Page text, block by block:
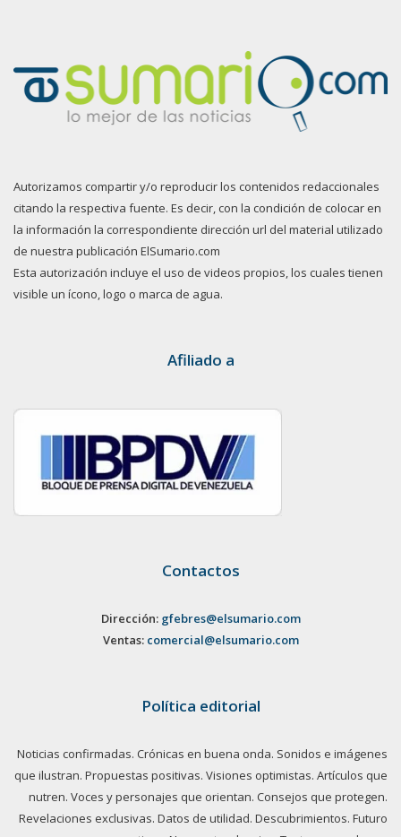
Autorizamos compartir y/o reproducir los contenidos redaccionales
citando la respectiva fuente. Es decir, con la condición de colocar en
la información la correspondiente dirección url del material utilizado
de nuestra publicación ElSumario.com
Esta autorización incluye el uso de videos propios, los cuales tienen
visible un ícono, logo o marca de agua.
Afiliado a
Contactos
Dirección: gfebres@elsumario.com
Ventas: comercial@elsumario.com
Política editorial
Noticias confirmadas. Crónicas en buena onda. Sonidos e imágenes
que ilustran. Propuestas positivas. Visiones optimistas. Artículos que
nutren. Voces y personajes que orientan. Consejos que protegen.
Revelaciones exclusivas. Datos de utilidad. Descubrimientos. Futuro